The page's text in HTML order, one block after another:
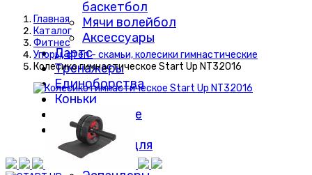
баскетбол
Мячи волейбол
Аксессуары
Дартс
Тренажеры
Единоборства
Коньки
Лыжи беговые
Фитнес
Валики для
МФР
Главная
Каталог
Фитнес
Упоры, степ - скамьи, колесики гимнастические
Колесико гимнастическое Start Up NT32016